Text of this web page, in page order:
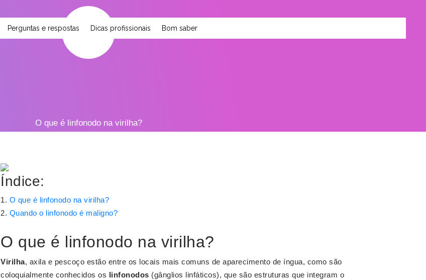
Perguntas e respostas Dicas profissionais Bom saber
O que é linfonodo na virilha?
Índice:
O que é linfonodo na virilha?
Quando o linfonodo é maligno?
O que é linfonodo na virilha?
Virilha, axila e pescoço estão entre os locais mais comuns de aparecimento de íngua, como são
coloquialmente conhecidos os
linfonodos (gânglios linfáticos), que são estruturas que integram o